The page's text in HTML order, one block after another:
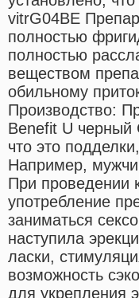
vitrG04BE
полностью
полностью
веществом
обильному
Производство:
Benefit U черный
что это
Например,
При проведении
употребление
заниматься
наступила
ласки,
возможность
для укрепления